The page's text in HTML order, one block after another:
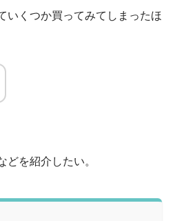
いくつか買ってみてしまったほ
どを紹介したい。